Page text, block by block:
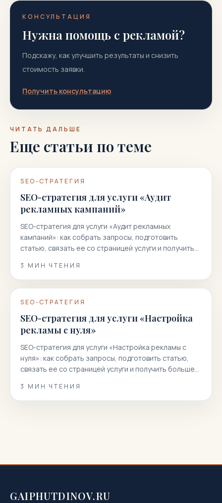
КОНСУЛЬТАЦИЯ
Нужна помощь с рекламой?
Подскажу, как улучшить результаты и снизить
стоимость заявки.
Получить консультацию
ЧИТАТЬ ДАЛЬШЕ
Еще статьи по теме
SEO-СТРАТЕГИЯ
SEO-стратегия для услуги «Аудит
рекламных кампаний»
SEO-стратегия для услуги «Аудит рекламных
кампаний»: как собрать запросы, подготовить
статью, связать ее со страницей услуги и получить
3 МИН ЧТЕНИЯ
SEO-СТРАТЕГИЯ
SEO-стратегия для услуги «Настройка
рекламы с нуля»
SEO-стратегия для услуги «Настройка рекламы с
нуля»: как собрать запросы, подготовить статью,
связать ее со страницей услуги и получить больше
3 МИН ЧТЕНИЯ
GAIPHUTDINOV.RU